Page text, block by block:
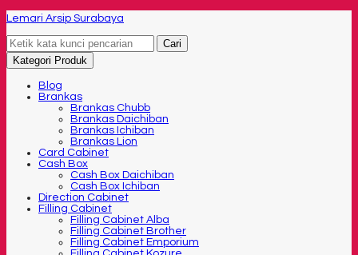
Lemari Arsip Surabaya
Cari
Kategori Produk
Blog
Brankas
Brankas Chubb
Brankas Daichiban
Brankas Ichiban
Brankas Lion
Card Cabinet
Cash Box
Cash Box Daichiban
Cash Box Ichiban
Direction Cabinet
Filling Cabinet
Filling Cabinet Alba
Filling Cabinet Brother
Filling Cabinet Emporium